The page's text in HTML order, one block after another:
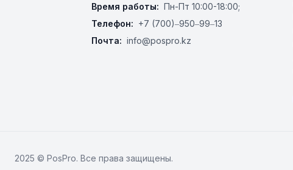
Время работы: Пн-Пт 10:00-18:00;
Телефон: +7 (700)‒950‒99‒13
Почта: info@pospro.kz
2025 © PosPro. Все права защищены.